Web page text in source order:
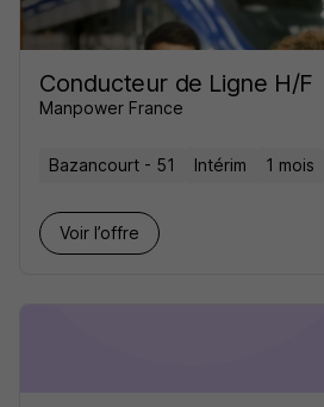
Conducteur de Ligne H/F
Manpower France
Bazancourt - 51 Intérim 1 mois
Voir l’offre